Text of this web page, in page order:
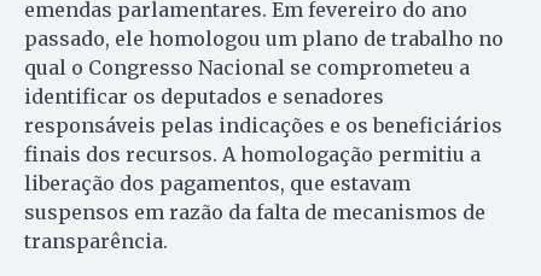
emendas parlamentares. Em fevereiro do ano
passado, ele homologou um plano de trabalho no
qual o Congresso Nacional se comprometeu a
identificar os deputados e senadores
responsáveis pelas indicações e os beneficiários
finais dos recursos. A homologação permitiu a
liberação dos pagamentos, que estavam
suspensos em razão da falta de mecanismos de
transparência.